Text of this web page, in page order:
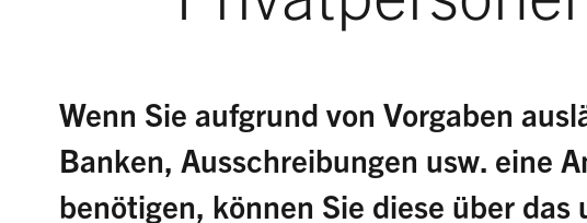
Wenn Sie aufgrund von Vorgaben
Banken, Ausschreibungen usw. eine
benötigen, können Sie diese über